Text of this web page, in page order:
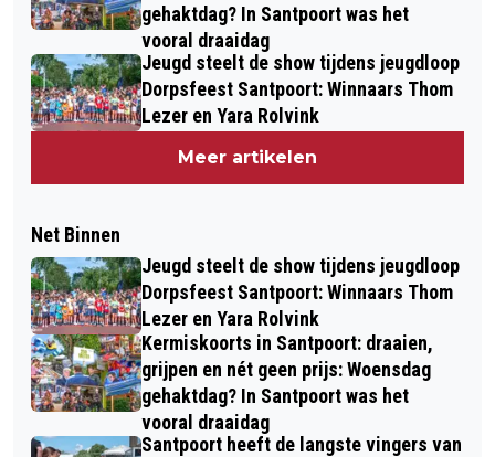
gehaktdag? In Santpoort was het
vooral draaidag
Jeugd steelt de show tijdens jeugdloop
Dorpsfeest Santpoort: Winnaars Thom
Lezer en Yara Rolvink
Meer artikelen
Net Binnen
Jeugd steelt de show tijdens jeugdloop
Dorpsfeest Santpoort: Winnaars Thom
Lezer en Yara Rolvink
Kermiskoorts in Santpoort: draaien,
grijpen en nét geen prijs: Woensdag
gehaktdag? In Santpoort was het
vooral draaidag
Santpoort heeft de langste vingers van